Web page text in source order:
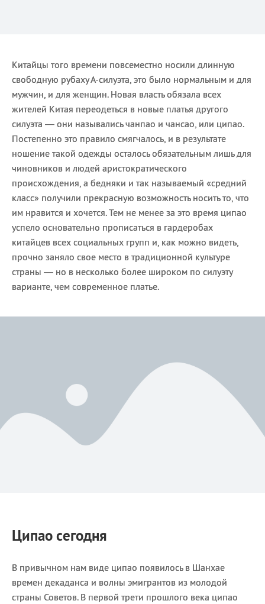
Китайцы того времени повсеместно носили длинную
свободную рубаху А-силуэта, это было нормальным и для
мужчин, и для женщин. Новая власть обязала всех
жителей Китая переодеться в новые платья другого
силуэта — они назывались чанпао и чансао, или ципао.
Постепенно это правило смягчалось, и в результате
ношение такой одежды осталось обязательным лишь для
чиновников и людей аристократического
происхождения, а бедняки и так называемый «средний
класс» получили прекрасную возможность носить то, что
им нравится и хочется. Тем не менее за это время ципао
успело основательно прописаться в гардеробах
китайцев всех социальных групп и, как можно видеть,
прочно заняло свое место в традиционной культуре
страны — но в несколько более широком по силуэту
варианте, чем современное платье.
Ципао сегодня
В привычном нам виде ципао появилось в Шанхае
времен декаданса и волны эмигрантов из молодой
страны Советов. В первой трети прошлого века ципао